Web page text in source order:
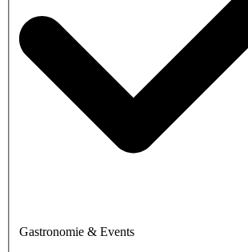
Gastronomie & Events